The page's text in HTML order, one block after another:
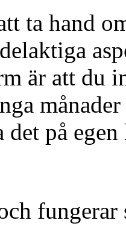
ta hand
är att du
på egen